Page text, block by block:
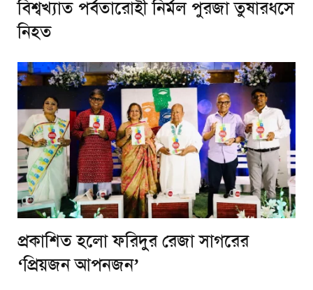
বিশ্বখ্যাত পর্বতারোহী নির্মল পুরজা তুষারধসে
নিহত
প্রকাশিত হলো ফরিদুর রেজা সাগরের
‘প্রিয়জন আপনজন’